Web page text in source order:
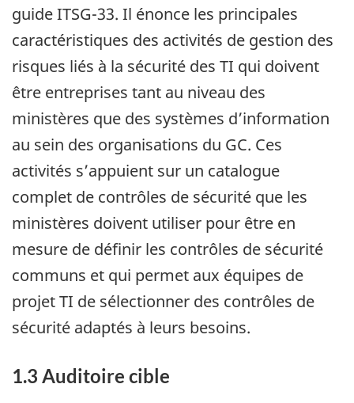
guide ITSG-33. Il énonce les principales
caractéristiques des activités de gestion des
risques liés à la sécurité des TI qui doivent
être entreprises tant au niveau des
ministères que des systèmes d’information
au sein des organisations du GC. Ces
activités s’appuient sur un catalogue
complet de contrôles de sécurité que les
ministères doivent utiliser pour être en
mesure de définir les contrôles de sécurité
communs et qui permet aux équipes de
projet TI de sélectionner des contrôles de
sécurité adaptés à leurs besoins.
1.3 Auditoire cible